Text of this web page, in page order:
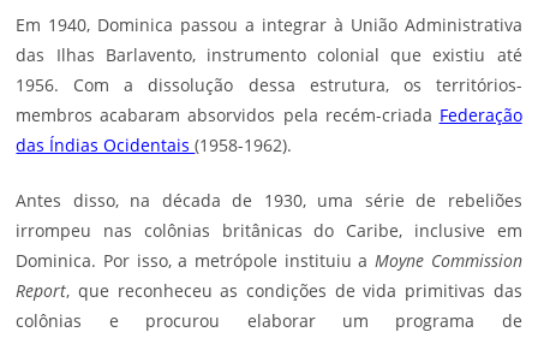
Em 1940, Dominica passou a integrar à União Administrativa
das Ilhas Barlavento, instrumento colonial que existiu até
1956. Com a dissolução dessa estrutura, os territórios-
membros acabaram absorvidos pela recém-criada Federação
das Índias Ocidentais(1958-1962).
Antes disso, na década de 1930, uma série de rebeliões
irrompeu nas colônias britânicas do Caribe, inclusive em
Dominica. Por isso, a metrópole instituiu a Moyne Commission
Report, que reconheceu as condições de vida primitivas das
colônias e procurou elaborar um programa de